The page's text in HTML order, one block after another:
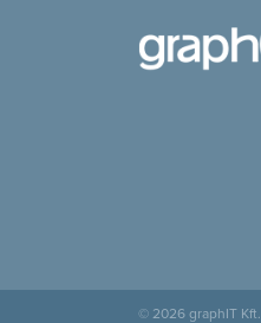
© 2026 graphIT Kft.